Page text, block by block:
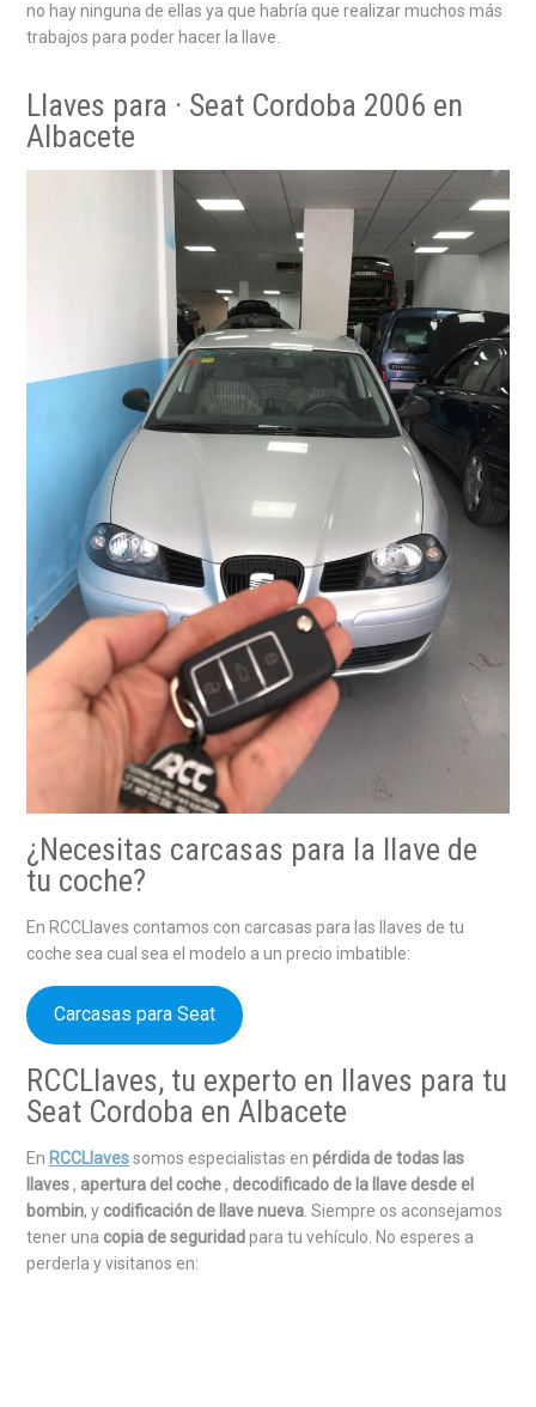
no hay ninguna de ellas ya que habría que realizar muchos más
trabajos para poder hacer la llave.
Llaves para · Seat Cordoba 2006 en
Albacete
¿Necesitas carcasas para la llave de
tu coche?
En RCCLlaves contamos con carcasas para las llaves de tu
coche sea cual sea el modelo a un precio imbatible:
Carcasas para Seat
RCCLlaves, tu experto en llaves para tu
Seat Cordoba en Albacete
En RCCLlavessomos especialistas enpérdida de todas las
llaves, apertura del coche, decodificado de la llave desde el
bombin, y codificación de llave nueva . Siempre os aconsejamos
tener una copia de seguridadpara tu vehículo. No esperes a
perderla y visitanos en: